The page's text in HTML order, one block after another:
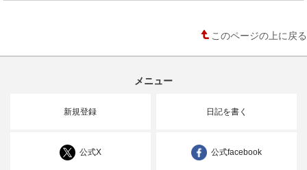
このページの上に戻る
メニュー
新規登録 日記を書く
公式X 公式facebook